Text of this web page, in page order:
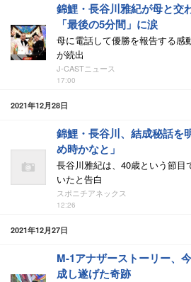
錦鯉・長谷川雅紀が母と交
「最後の5分間」に涙
母に電話して優勝を報告する感
が続出
J-CASTニュース
17:00
2021年12月28日
錦鯉・長谷川、結成秘話を
め時かなと」
長谷川雅紀は、40歳という節目
いたと告白
スポニチアネックス
12:26
2021年12月27日
M-1アナザーストーリー、
成し遂げた奇跡